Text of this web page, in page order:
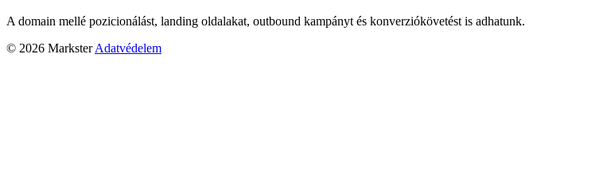
A domain mellé pozicionálást, landing oldalakat, outbound kampányt és konverziókövetést is adhatunk.
© 2026 Markster Adatvédelem